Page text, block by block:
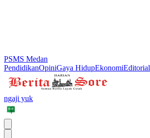
PSMS Medan
PendidikanOpiniGaya HidupEkonomiEditorial
ngaji yuk